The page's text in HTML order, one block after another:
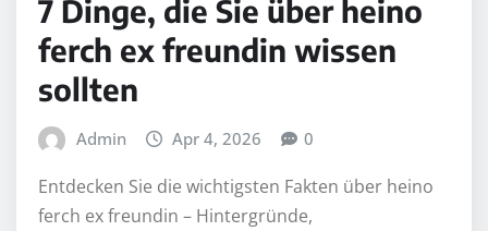
7 Dinge, die Sie über heino
ferch ex freundin wissen
sollten
Admin Apr 4, 2026 0
Entdecken Sie die wichtigsten Fakten über heino
ferch ex freundin – Hintergründe,